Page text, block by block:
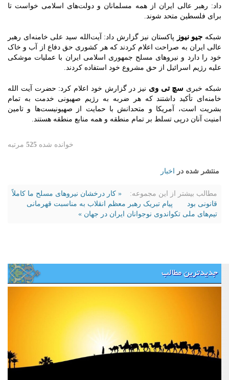
داد: رهبر عالی ایران از همه مسلمانان و دولت‌های اسلامی خواست تا
برای فلسطین متحد شوند.
شبکه جیو نیوز
پاکستان نیز گزارش داد: آیت‌الله سید علی خامنه‌ای رهبر
عالی ایران به صراحت اعلام کردند که هر کشوری حق دفاع از آب و خاک
خود را دارد و نیروهای مسلح جمهوری اسلامی ایران با عملیات موشکی
علیه رژیم اسرائیل از حق مشروع خود استفاده کردند.
شبکه خبری سچ تی وی نیز در گزارش خود اعلام کرد: حضرت آیت الله
خامنه‌ای تأکید داشتند که هر ضربه به رژیم صهیونی خدمت به تمام
بشریت است، آمریکا و متحدانش با حمایت از صهیونیست‌ها و تامین
امنیت آنان درپی تسلط بر تمام منطقه و همه منابع منطقه هستند.
خوانده شده 525 مرتبه
منتشر شده در اخبار
مطالب بیشتر از این مجموعه:
« کار درخشان نیروهای مسلح ما کاملاً
قانونی بود
پیام تبریک رهبر معظم انقلاب به مناسبت قهرمانی
تیم‌های ملی تکواندوی نوجوانان ایران در جهان »
جدیدترین مطالب